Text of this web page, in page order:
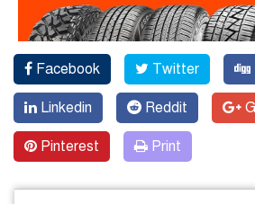
Facebook Twitter
Linkedin Reddit
Pinterest Print